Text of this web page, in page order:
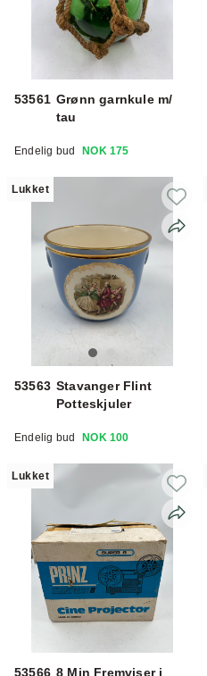
53561 Grønn garnkule m/
tau
Endelig bud NOK 175
Lukket
53563 Stavanger Flint
Potteskjuler
Endelig bud NOK 100
Lukket
53566 8 Min Fremviser i